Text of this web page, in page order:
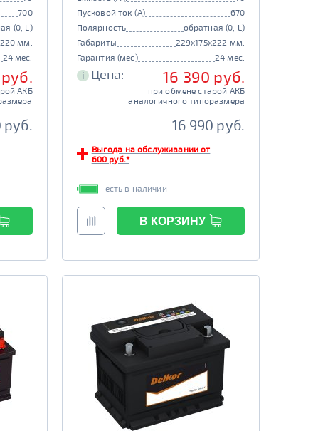
700
(0, L)
мм.
24 мес.
АКБ
руб.
Пусковой ток (А)
670
Полярность
обратная (0, L)
Габариты
229x175x222 мм.
Гарантия (мес)
24 мес.
i Цена: 16 390 руб.
при обмене старой АКБ
аналогичного типоразмера
16 990 руб.
Выгода на обслуживании от
600 руб.*
есть в наличии
В КОРЗИНУ